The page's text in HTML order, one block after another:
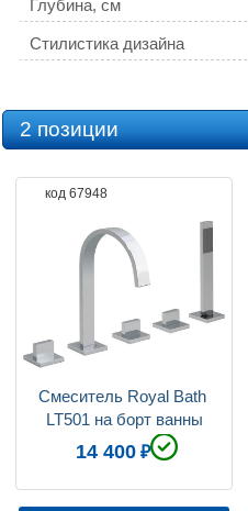
Глубина, см
Стилистика дизайна
2 позиции
код 67948
Смеситель Royal Bath
LT501 на борт ванны
14 400